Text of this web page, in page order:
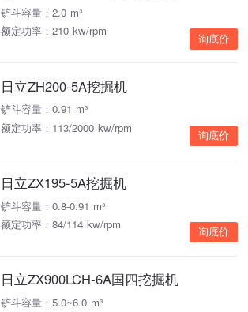
铲斗容量：2.0 m³
额定功率：210 kw/rpm
询底价
日立ZH200-5A挖掘机
铲斗容量：0.91 m³
额定功率：113/2000 kw/rpm
询底价
日立ZX195-5A挖掘机
铲斗容量：0.8-0.91 m³
额定功率：84/114 kw/rpm
询底价
日立ZX900LCH-6A国四挖掘机
铲斗容量：5.0~6.0 m³